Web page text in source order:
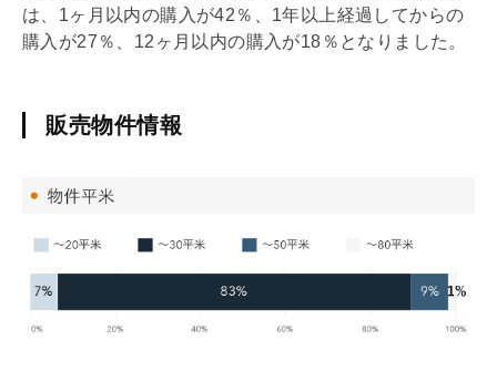
は、1ヶ月以内の購入が42％、1年以上経過してからの
購入が27％、12ヶ月以内の購入が18％となりました。
販売物件情報